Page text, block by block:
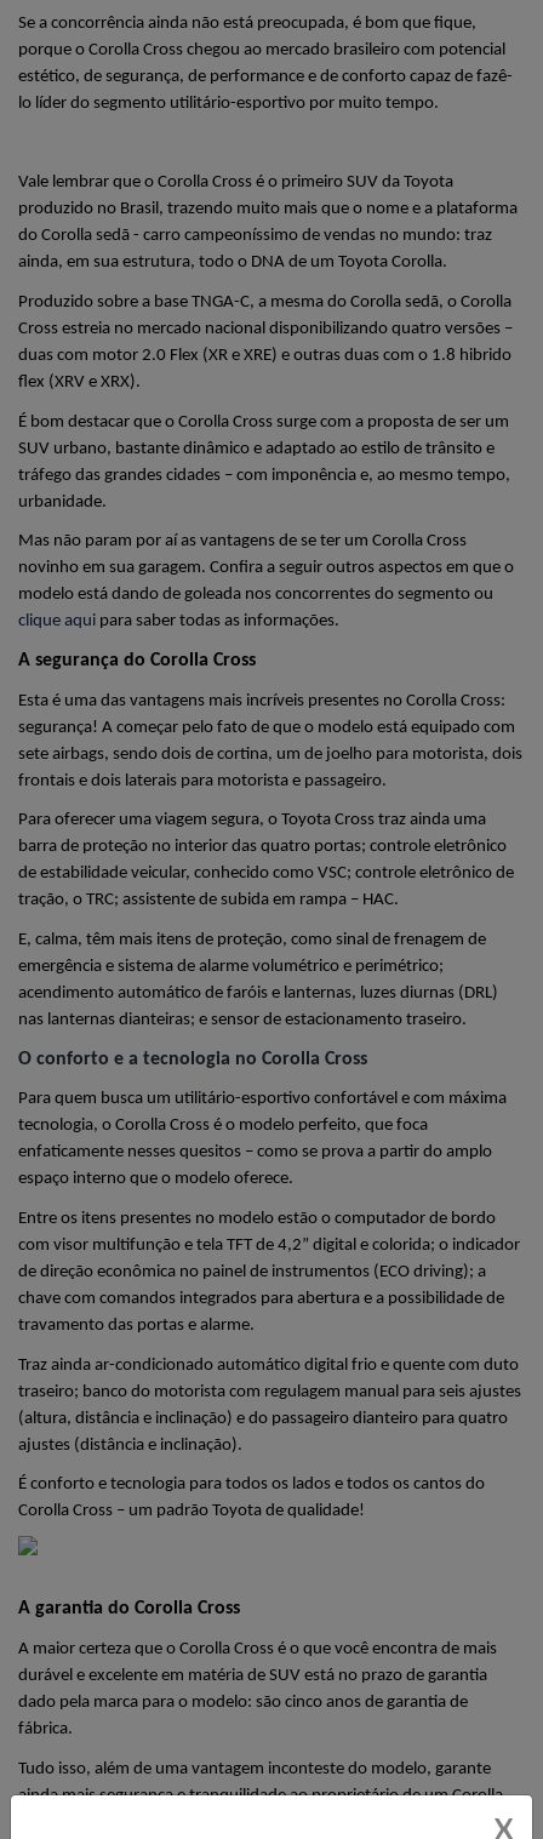
Se a concorrência ainda não está preocupada, é bom que fique,
porque o Corolla Cross chegou ao mercado brasileiro com potencial
estético, de segurança, de performance e de conforto capaz de fazê-
lo líder do segmento utilitário-esportivo por muito tempo.
Vale lembrar que o Corolla Cross é o primeiro SUV da Toyota
produzido no Brasil, trazendo muito mais que o nome e a plataforma
do Corolla sedã - carro campeoníssimo de vendas no mundo: traz
ainda, em sua estrutura, todo o DNA de um Toyota Corolla.
Produzido sobre a base TNGA-C, a mesma do Corolla sedã, o Corolla
Cross estreia no mercado nacional disponibilizando quatro versões –
duas com motor 2.0 Flex (XR e XRE) e outras duas com o 1.8 hibrido
flex (XRV e XRX).
É bom destacar que o Corolla Cross surge com a proposta de ser um
SUV urbano, bastante dinâmico e adaptado ao estilo de trânsito e
tráfego das grandes cidades – com imponência e, ao mesmo tempo,
urbanidade.
Mas não param por aí as vantagens de se ter um Corolla Cross
novinho em sua garagem. Confira a seguir outros aspectos em que o
clique aqui para saber todas as informações.
A segurança do Corolla Cross
Esta é uma das vantagens mais incríveis presentes no Corolla Cross:
segurança! A começar pelo fato de que o modelo está equipado com
sete airbags, sendo dois de cortina, um de joelho para motorista, dois
frontais e dois laterais para motorista e passageiro.
Para oferecer uma viagem segura, o Toyota Cross traz ainda uma
barra de proteção no interior das quatro portas; controle eletrônico
de estabilidade veicular, conhecido como VSC; controle eletrônico de
tração, o TRC; assistente de subida em rampa – HAC.
E, calma, têm mais itens de proteção, como sinal de frenagem de
emergência e sistema de alarme volumétrico e perimétrico;
acendimento automático de faróis e lanternas, luzes diurnas (DRL)
nas lanternas dianteiras; e sensor de estacionamento traseiro.
O conforto e a tecnologia no Corolla Cross
Para quem busca um utilitário-esportivo confortável e com máxima
tecnologia, o Corolla Cross é o modelo perfeito, que foca
enfaticamente nesses quesitos – como se prova a partir do amplo
espaço interno que o modelo oferece.
Entre os itens presentes no modelo estão o computador de bordo
com visor multifunção e tela TFT de 4,2” digital e colorida; o indicador
de direção econômica no painel de instrumentos (ECO driving); a
chave com comandos integrados para abertura e a possibilidade de
travamento das portas e alarme.
Traz ainda ar-condicionado automático digital frio e quente com duto
traseiro; banco do motorista com regulagem manual para seis ajustes
(altura, distância e inclinação) e do passageiro dianteiro para quatro
ajustes (distância e inclinação).
É conforto e tecnologia para todos os lados e todos os cantos do
Corolla Cross – um padrão Toyota de qualidade!
A garantia do Corolla Cross
A maior certeza que o Corolla Cross é o que você encontra de mais
durável e excelente em matéria de SUV está no prazo de garantia
dado pela marca para o modelo: são cinco anos de garantia de
fábrica.
Tudo isso, além de uma vantagem inconteste do modelo, garante
ainda mais segurança e tranquilidade ao proprietário de um Corolla
X